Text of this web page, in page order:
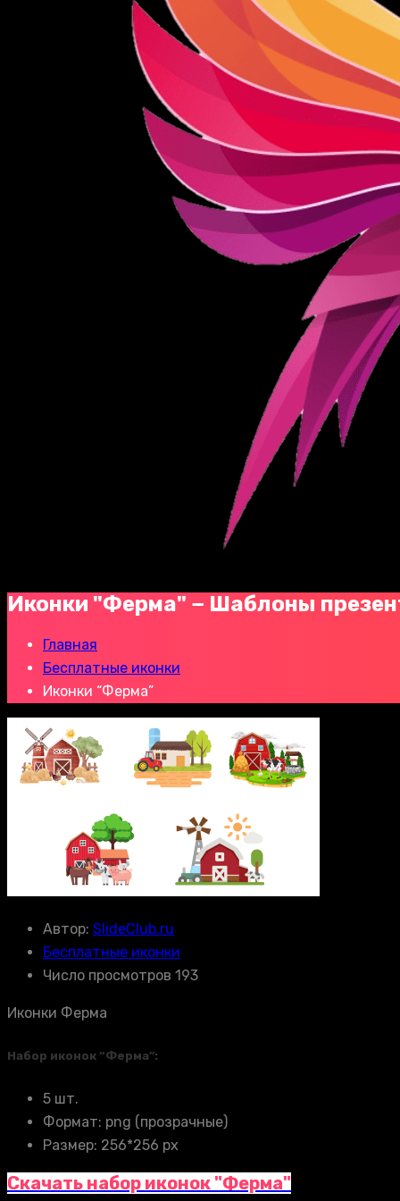
Иконки "Ферма" − Шаблоны
Главная
Бесплатные иконки
Иконки “Ферма”
Автор: SlideClub.ru
Бесплатные иконки
Число просмотров 193
Иконки Ферма
Набор иконок “Ферма”:
5 шт.
Формат: png (прозрачные)
Размер: 256*256 px
Скачать набор иконок "Ферма"